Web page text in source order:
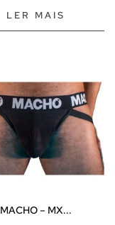
LER MAIS
MACHO – MX...